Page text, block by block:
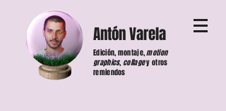
Antón Varela
Edición, montaje,motion
graphics,collagey otros
remiendos